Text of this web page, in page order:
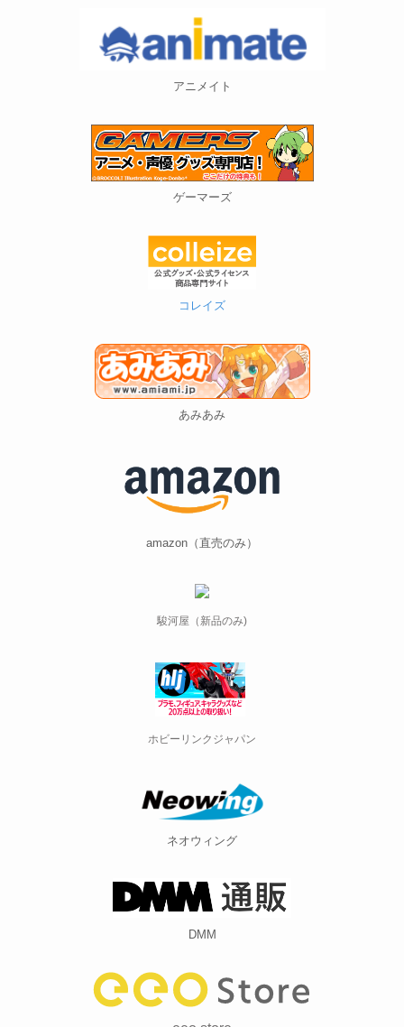
アニメイト
ゲーマーズ
コレイズ
あみあみ
amazon（直売のみ）
駿河屋（新品のみ)
ホビーリンクジャパン
ネオウィング
DMM